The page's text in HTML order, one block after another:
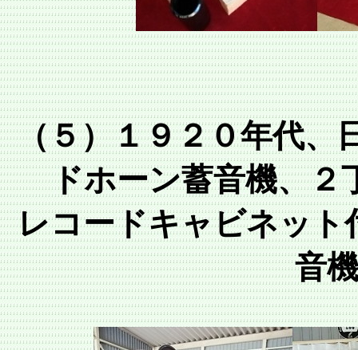
（５）１９２０年代、
ドホーン蓄音機、２
レコードキャビネット
音